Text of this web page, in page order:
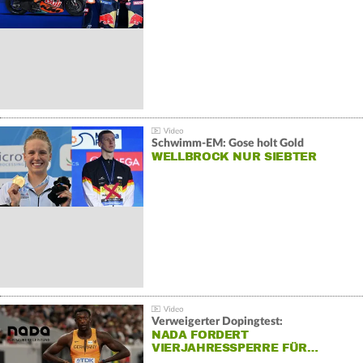
Schwimm-EM: Gose holt Gold
WELLBROCK NUR SIEBTER
Verweigerter Dopingtest:
NADA FORDERT
VIERJAHRESSPERRE FÜR…